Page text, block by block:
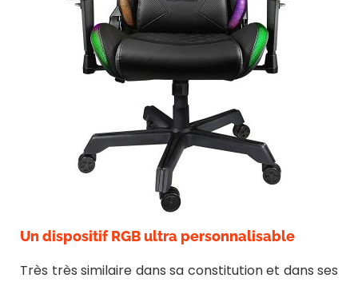
Un dispositif RGB ultra personnalisable
Très très similaire dans sa constitution et dans ses